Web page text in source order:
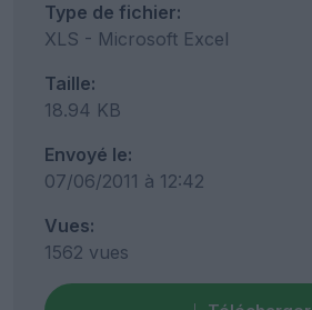
Type de fichier:
XLS - Microsoft Excel
Taille:
18.94 KB
Envoyé le:
07/06/2011 à 12:42
Vues:
1562 vues